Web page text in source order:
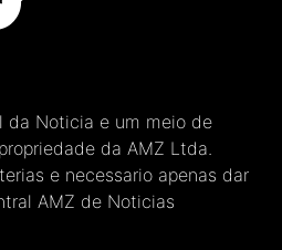
da Noticia e um meio de
da AMZ Ltda.
e necessario apenas dar
AMZ de Noticias